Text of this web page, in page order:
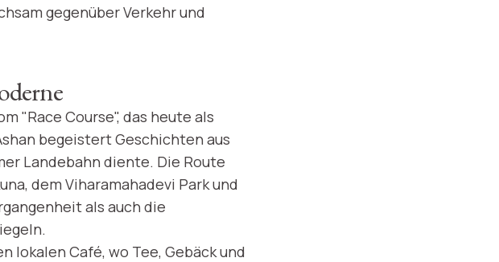
gegenüber Verkehr und
"Race Course", das heute als
begeistert Geschichten aus
Landebahn diente. Die Route
dem Viharamahadevi Park und
als auch die
lokalen Café, wo Tee, Gebäck und